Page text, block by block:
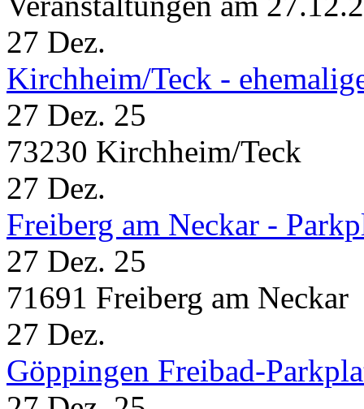
27 Dez.
Kirchheim/Teck -
27 Dez. 25
73230 Kirchheim/Teck
27 Dez.
Freiberg am Neckar -
27 Dez. 25
71691 Freiberg am Neckar
27 Dez.
Göppingen Freibad-